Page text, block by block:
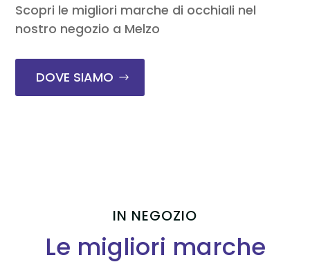
Scopri le migliori marche di occhiali nel
nostro negozio a Melzo
DOVE SIAMO
IN NEGOZIO
Le migliori marche